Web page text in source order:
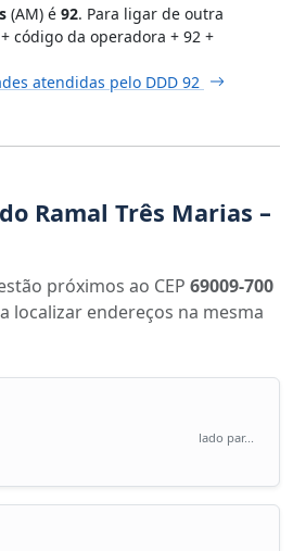
(AM) é 92. Para ligar de outra
código da operadora + 92 +
atendidas pelo DDD 92
Ramal Três Marias –
próximos ao CEP 69009-700
localizar endereços na mesma
lado par...